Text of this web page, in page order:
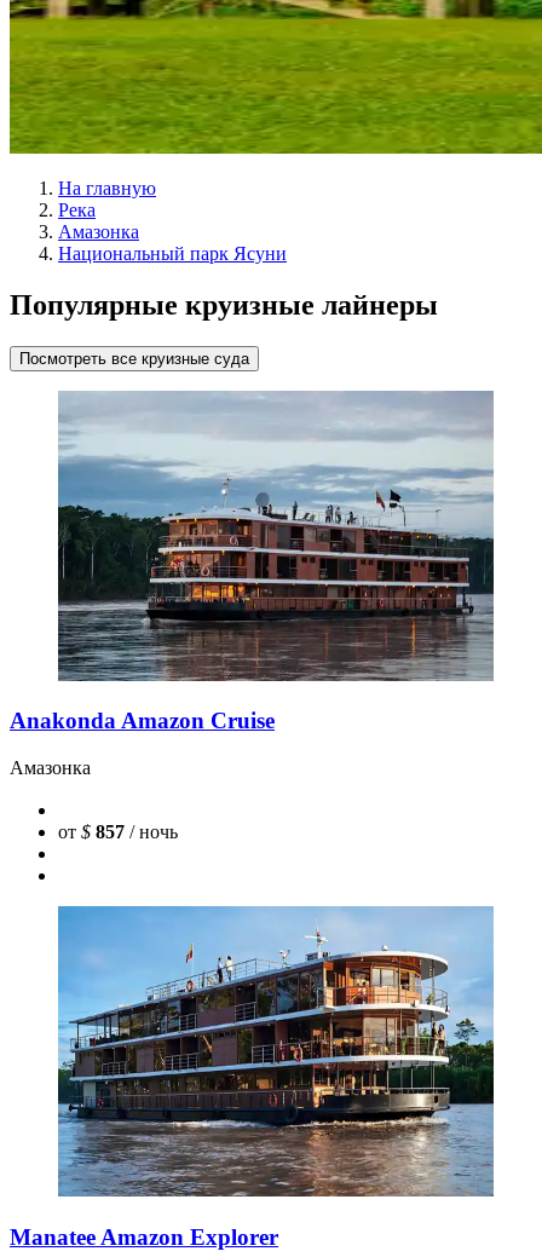
На главную
Река
Амазонка
Национальный парк Ясуни
Популярные круизные лайнеры
Посмотреть все круизные суда
Anakonda Amazon Cruise
Амазонка
от $ 857 / ночь
Manatee Amazon Explorer